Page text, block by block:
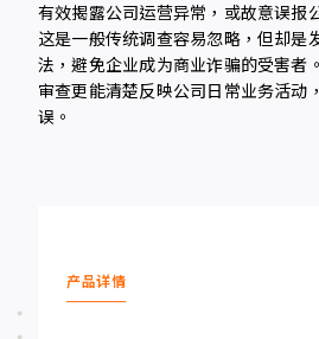
有效揭露公司运营异常，或故意误报
这是一般传统调查容易忽略，但却是
法，避免企业成为商业诈骗的受害者
审查更能清楚反映公司日常业务活动
误。
产品详情